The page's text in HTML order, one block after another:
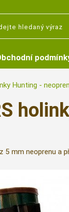
Hunting - neopren
5 mm neoprenu a